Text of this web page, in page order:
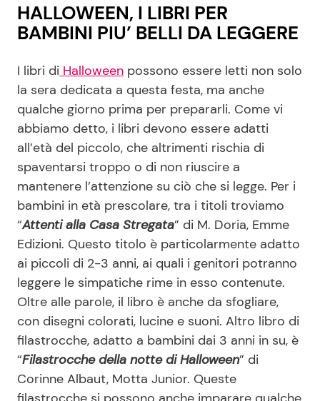
HALLOWEEN, I LIBRI PER
BAMBINI PIU’ BELLI DA LEGGERE
I libri di Halloween possono essere letti non solo
la sera dedicata a questa festa, ma anche
qualche giorno prima per prepararli. Come vi
abbiamo detto, i libri devono essere adatti
all’età del piccolo, che altrimenti rischia di
spaventarsi troppo o di non riuscire a
mantenere l’attenzione su ciò che si legge. Per i
bambini in età prescolare, tra i titoli troviamo
“Attenti alla Casa Stregata” di M. Doria, Emme
Edizioni. Questo titolo è particolarmente adatto
ai piccoli di 2-3 anni, ai quali i genitori potranno
leggere le simpatiche rime in esso contenute.
Oltre alle parole, il libro è anche da sfogliare,
con disegni colorati, lucine e suoni. Altro libro di
filastrocche, adatto a bambini dai 3 anni in su, è
“Filastrocche della notte di Halloween” di
Corinne Albaut, Motta Junior. Queste